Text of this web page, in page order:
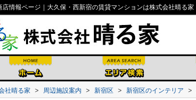
店情報ページ｜大久保・西新宿の賃貸マンションは株式会社晴る家
社晴る家 > 周辺施設案内 > 新宿区 > 新宿区のインテリア >